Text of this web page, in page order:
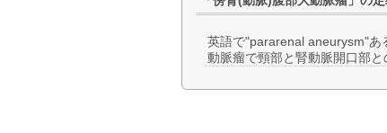
英語で"pararenal aneurysm"あ
動脈瘤で頸部と腎動脈開口部